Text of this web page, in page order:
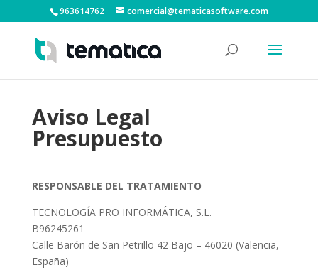
963614762 comercial@tematicasoftware.com
Aviso Legal
Presupuesto
RESPONSABLE DEL TRATAMIENTO
TECNOLOGÍA PRO INFORMÁTICA, S.L.
B96245261
Calle Barón de San Petrillo 42 Bajo – 46020 (Valencia,
España)